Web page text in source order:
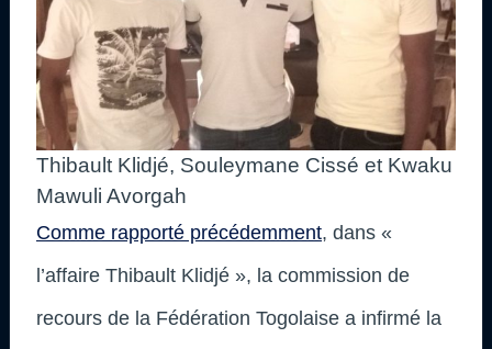
Thibault Klidjé, Souleymane Cissé et Kwaku
Mawuli Avorgah
Comme rapporté précédemment, dans «
l’affaire Thibault Klidjé », la commission de
recours de la Fédération Togolaise a infirmé la